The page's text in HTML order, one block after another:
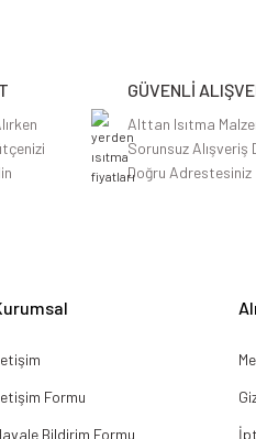
GÜVENLİ
Alttan Isıtma
Sorunsuz Alışveriş
Doğru Adrestesiniz
Formu
Bildirim Formu